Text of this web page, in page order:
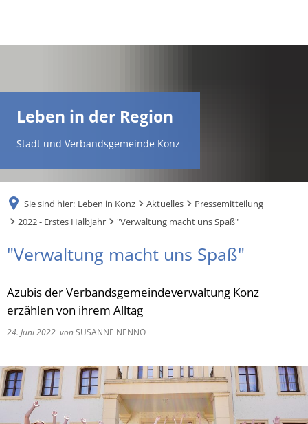
FR
TR
UK
Leben in der Region
Stadt und Verbandsgemeinde Konz
Sie sind hier: Leben in Konz Aktuelles
Pressemitteilung
2022 - Erstes Halbjahr
"Verwaltung macht uns Spaß"
"Verwaltung macht uns Spaß"
Azubis der Verbandsgemeindeverwaltung Konz
erzählen von ihrem Alltag
24. Juni 2022 vonSUSANNE NENNO